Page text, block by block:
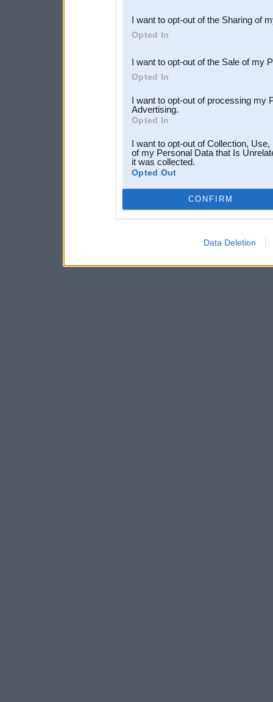
Downstream Participants
third parties.
I want to opt-out of the Sharing of
Opted In
I want to opt-out of the Sale of my
Opted In
I want to opt-out of processing my
Advertising.
Opted In
I want to opt-out of Collection,
of my Personal Data that Is
it was collected.
Opted Out
CONFIRM
Data Deletion